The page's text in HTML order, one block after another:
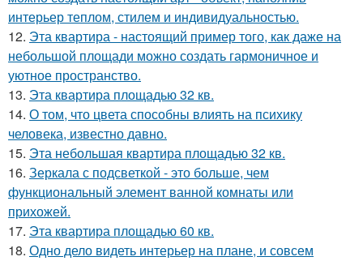
интерьер теплом, стилем и индивидуальностью.
12. Эта квартира - настоящий пример того, как даже на
небольшой площади можно создать гармоничное и
уютное пространство.
13. Эта квартира площадью 32 кв.
14. О том, что цвета способны влиять на психику
человека, известно давно.
15. Эта небольшая квартира площадью 32 кв.
16. Зеркала с подсветкой - это больше, чем
функциональный элемент ванной комнаты или
прихожей.
17. Эта квартира площадью 60 кв.
18. Одно дело видеть интерьер на плане, и совсем